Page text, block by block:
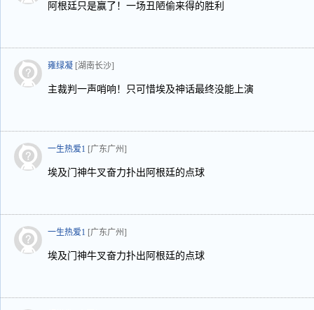
阿根廷只是赢了！一场丑陋偷来得的胜利
雍绿凝 [湖南长沙]
主裁判一声哨响！只可惜埃及神话最终没能上演
一生热爱1 [广东广州]
埃及门神牛叉奋力扑出阿根廷的点球
一生热爱1 [广东广州]
埃及门神牛叉奋力扑出阿根廷的点球